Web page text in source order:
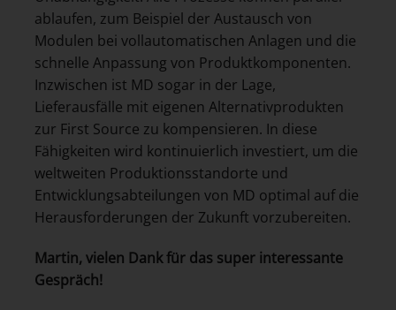
ablaufen, zum Beispiel der Austausch von
Modulen bei vollautomatischen Anlagen und die
schnelle Anpassung von Produktkomponenten.
Inzwischen ist MD sogar in der Lage,
Lieferausfälle mit eigenen Alternativprodukten
zur First Source zu kompensieren. In diese
Fähigkeiten wird kontinuierlich investiert, um die
weltweiten Produktionsstandorte und
Entwicklungsabteilungen von MD optimal auf die
Herausforderungen der Zukunft vorzubereiten.
Martin, vielen Dank für das super interessante
Gespräch!